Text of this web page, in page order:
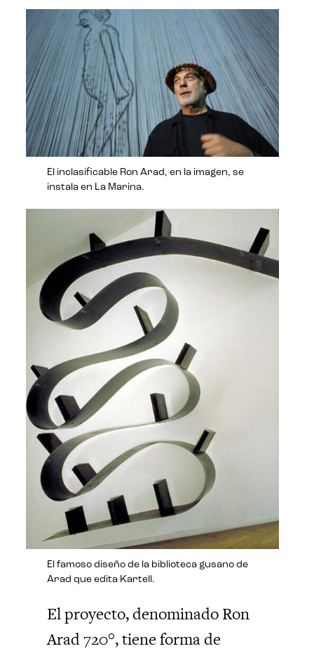
El inclasificable Ron Arad, en la imagen, se
instala en La Marina.
El famoso diseño de la biblioteca gusano de
Arad que edita Kartell.
El proyecto, denominado Ron
Arad 720°, tiene forma de